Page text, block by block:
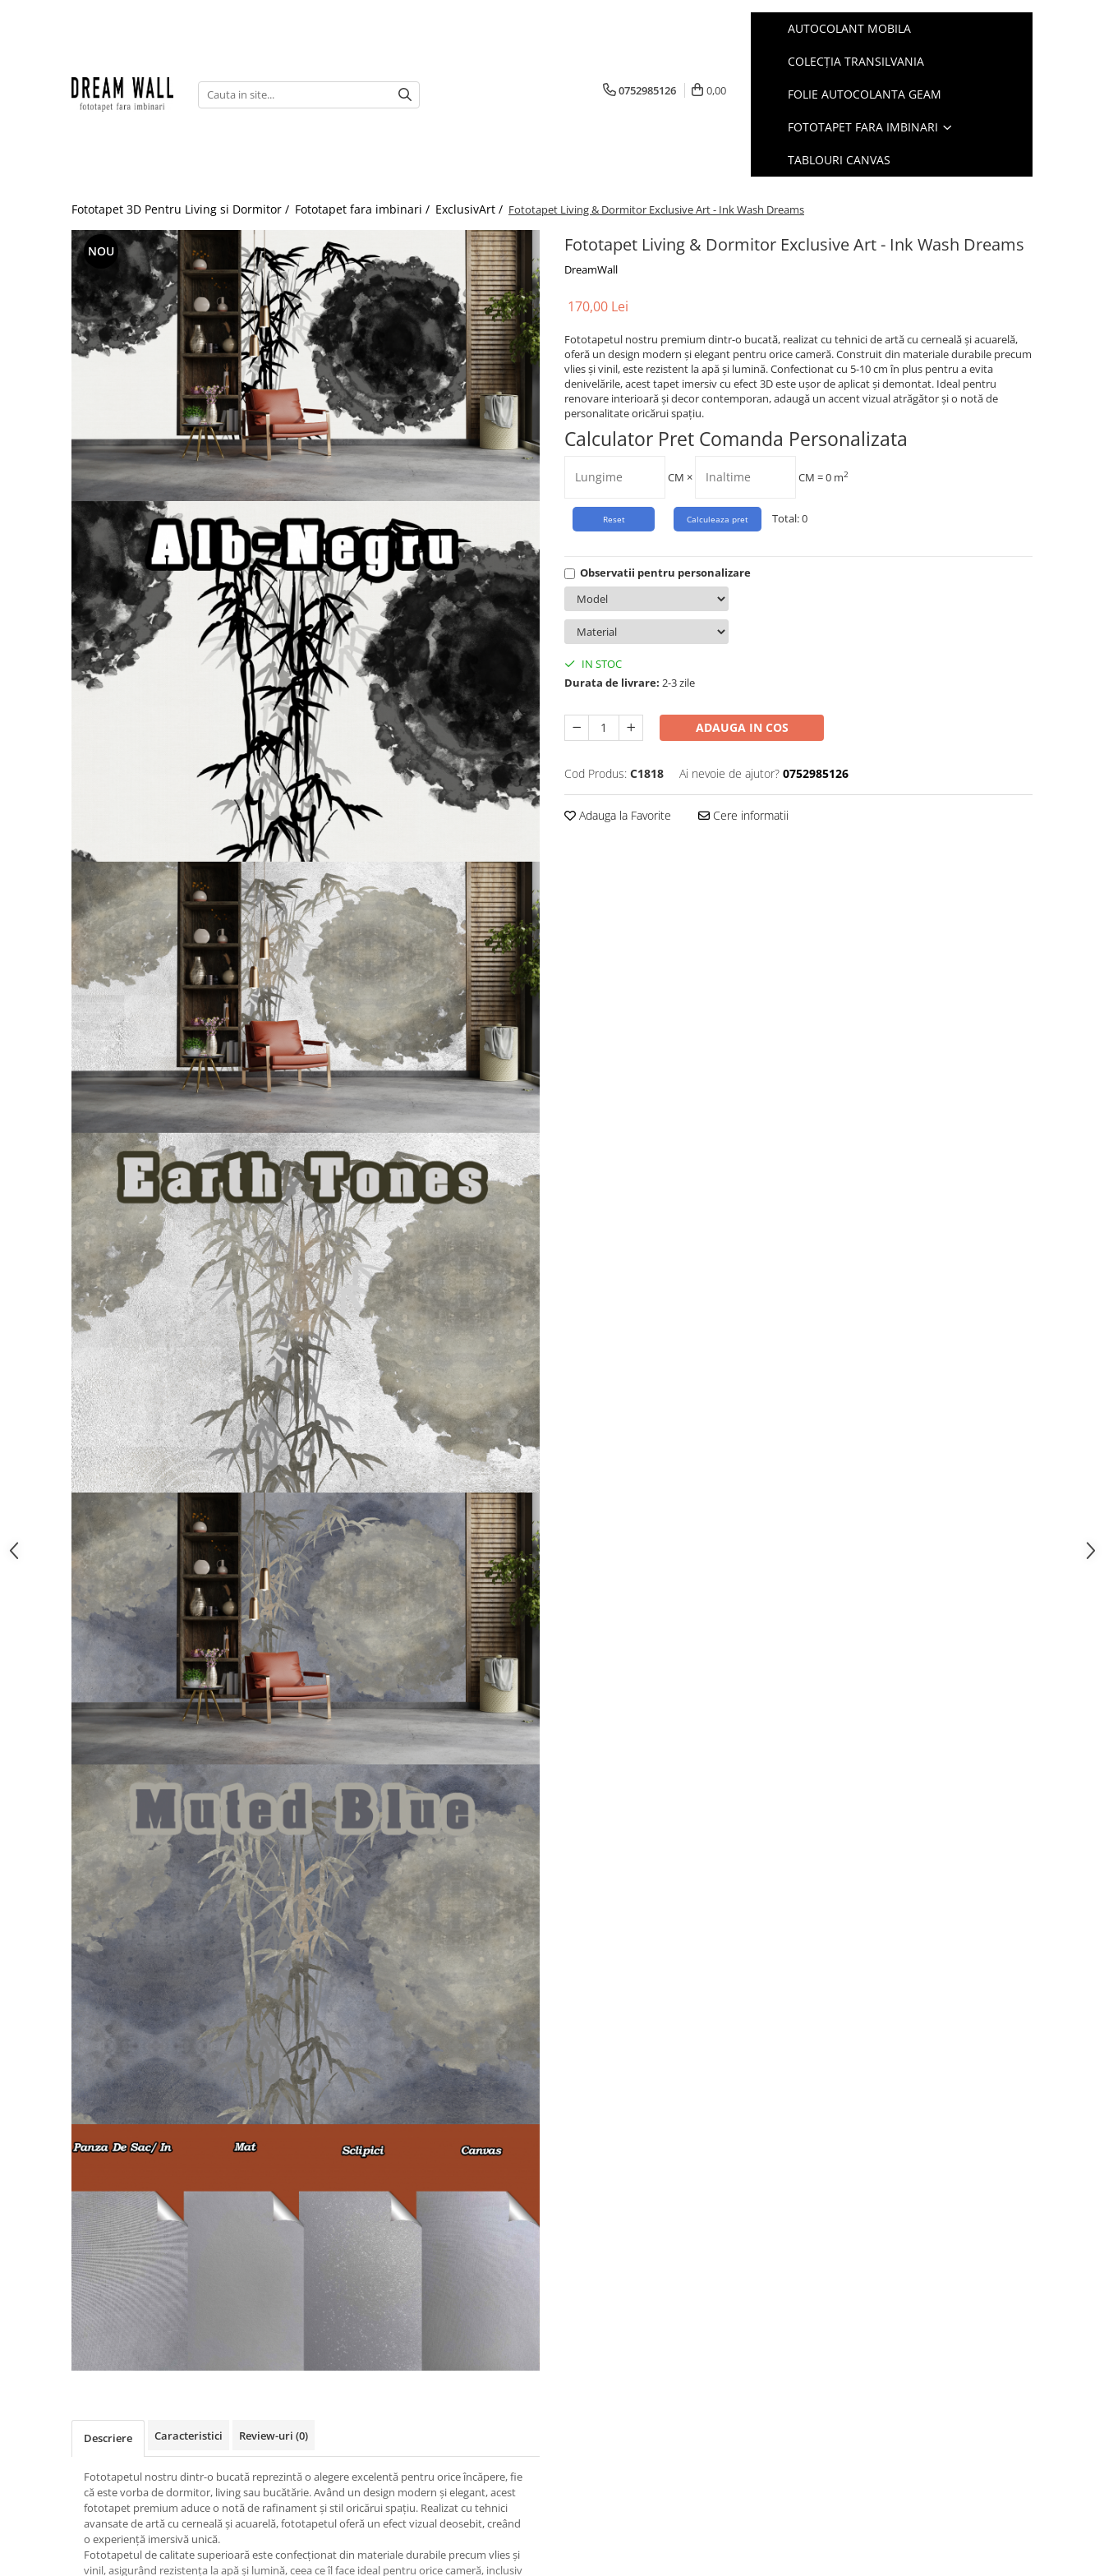
Fototapet 3D
Pentru copii
0752985126 0,00
AUTOCOLANT MOBILA
COLECȚIA TRANSILVANIA
FOLIE AUTOCOLANTA GEAM
FOTOTAPET FARA IMBINARI
TABLOURI CANVAS
Fototapet 3D Pentru Living si Dormitor / Fototapet fara imbinari / ExclusivArt / Fototapet Living & Dormitor Exclusive Art - Ink Wash Dreams
NOU Fototapet Living & Dormitor Exclusive Art - Ink Wash Dreams
DreamWall
170,00 Lei
Fototapetul nostru premium dintr-o bucată, realizat cu tehnici de artă cu cerneală și acuarelă,
oferă un design modern și elegant pentru orice cameră. Construit din materiale durabile precum
vlies și vinil, este rezistent la apă și lumină. Confectionat cu 5-10 cm în plus pentru a evita
denivelările, acest tapet imersiv cu efect 3D este ușor de aplicat și demontat. Ideal pentru
renovare interioară și decor contemporan, adaugă un accent vizual atrăgător și o notă de
personalitate oricărui spațiu.
Calculator Pret Comanda Personalizata
CM × CM =0 m2
Total:0
Observatii pentru personalizare
IN STOC
Durata de livrare: 2-3 zile
ADAUGA IN COS
Cod Produs: C1818 Ai nevoie de ajutor? 0752985126
Adauga la Favorite Cere informatii
Descriere Caracteristici Review-uri (0)
Fototapetul nostru dintr-o bucată reprezintă o alegere excelentă pentru orice încăpere, fie
că este vorba de dormitor, living sau bucătărie. Având un design modern și elegant, acest
fototapet premium aduce o notă de rafinament și stil oricărui spațiu. Realizat cu tehnici
avansate de artă cu cerneală și acuarelă, fototapetul oferă un efect vizual deosebit, creând
o experiență imersivă unică.
Fototapetul de calitate superioară este confecționat din materiale durabile precum vlies și
vinil, asigurând rezistența la apă și lumină, ceea ce îl face ideal pentru orice cameră, inclusiv